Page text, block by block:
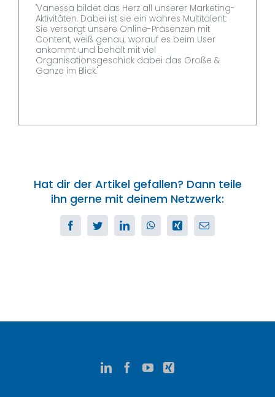
"Vanessa bildet das Herz all unserer Marketing-
Aktivitäten. Dabei ist sie ein wahres Multitalent:
Sie versorgt unsere Online-Präsenzen mit
Content, weiß genau, worauf es beim User
ankommt und behält mit viel
Organisationsgeschick dabei das Große &
Ganze im Blick."
Hat dir der Artikel gefallen? Dann teile
ihn gerne mit deinem Netzwerk:
FacebookTwitterLinkedInWhatsApp
Xing
E-